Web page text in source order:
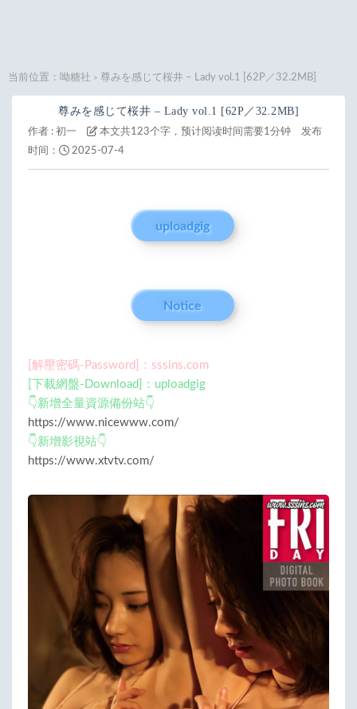
当前位置： 呦糖社 > 尊みを感じて桜井 – Lady vol.1 [62P／32.2MB]
尊みを感じて桜井 – Lady vol.1 [62P／32.2MB]
作者 : 初一 本文共123个字，预计阅读时间需要1分钟
发布
时间：
2025-07-4
uploadgig
Notice
[解壓密碼-Password]：sssins.com
[下載網盤-Download]：uploadgig
👇新增全量資源備份站👇
https://www.nicewww.com/
👇新增影視站👇
https://www.xtvtv.com/